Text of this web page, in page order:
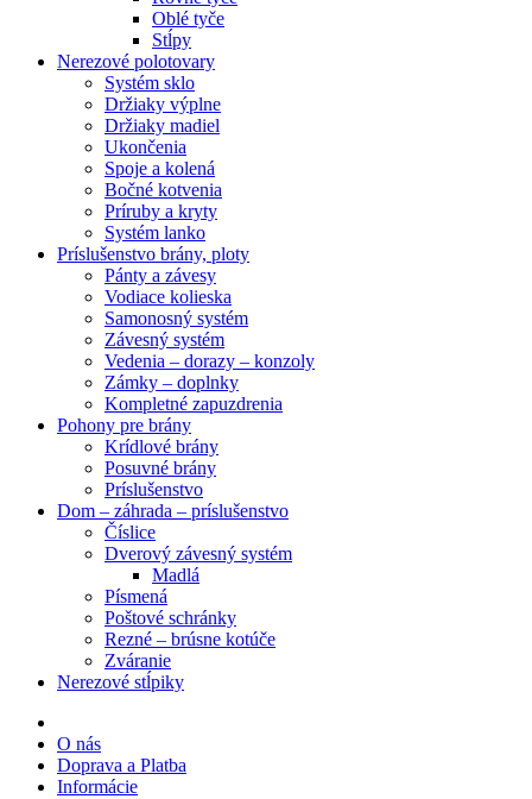
Oblé tyče
Stĺpy
Nerezové polotovary
Systém sklo
Držiaky výplne
Držiaky madiel
Ukončenia
Spoje a kolená
Bočné kotvenia
Príruby a kryty
Systém lanko
Príslušenstvo brány, ploty
Pánty a závesy
Vodiace kolieska
Samonosný systém
Závesný systém
Vedenia – dorazy – konzoly
Zámky – doplnky
Kompletné zapuzdrenia
Pohony pre brány
Krídlové brány
Posuvné brány
Príslušenstvo
Dom – záhrada – príslušenstvo
Číslice
Dverový závesný systém
Madlá
Písmená
Poštové schránky
Rezné – brúsne kotúče
Zváranie
Nerezové stĺpiky
O nás
Doprava a Platba
Informácie